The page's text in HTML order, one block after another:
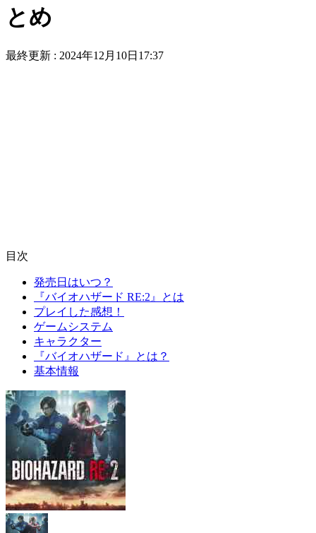
とめ
最終更新 : 2024年12月10日17:37
目次
発売日はいつ？
『バイオハザード RE:2』とは
プレイした感想！
ゲームシステム
キャラクター
『バイオハザード』とは？
基本情報